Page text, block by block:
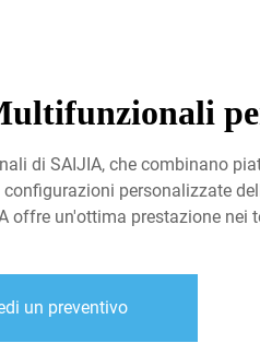
di SAIJIA, che combinano
personalizzate
un'ottima prestazione nei
un preventivo